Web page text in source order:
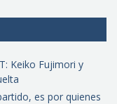
Keiko Fujimori y
es por quienes